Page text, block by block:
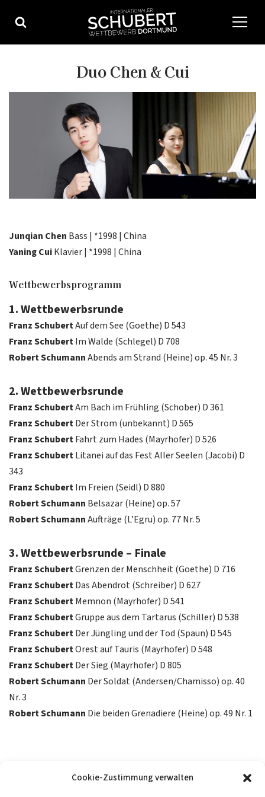
Cookie-Zustimmung verwalten
Inhalt
Duo Chen & Cui
Junqian Chen Bass | *1998 | China
Yaning CuiKlavier | *1998 | China
Wettbewerbsprogramm
1. Wettbewerbsrunde
Franz SchubertAuf dem See (Goethe) D 543
Franz SchubertIm Walde (Schlegel) D 708
Robert SchumannAbends am Strand (Heine) op. 45 Nr. 3
2. Wettbewerbsrunde
Franz SchubertAm Bach im Frühling (Schober) D 361
Franz SchubertDer Strom (unbekannt) D 565
Franz SchubertFahrt zum Hades (Mayrhofer) D 526
Franz SchubertLitanei auf das Fest Aller Seelen (Jacobi) D
343
Franz SchubertIm Freien (Seidl) D 880
Robert Schumann Belsazar (Heine) op. 57
Robert SchumannAufträge (L’Egru) op. 77 Nr. 5
3. Wettbewerbsrunde – Finale
Franz SchubertGrenzen der Menschheit (Goethe) D 716
Franz SchubertDas Abendrot (Schreiber) D 627
Franz SchubertMemnon (Mayrhofer) D 541
Franz SchubertGruppe aus dem Tartarus (Schiller) D 538
Franz SchubertDer Jüngling und der Tod (Spaun) D 545
Franz SchubertOrest auf Tauris (Mayrhofer) D 548
Franz SchubertDer Sieg (Mayrhofer) D 805
Robert Schumann Der Soldat (Andersen/Chamisso) op. 40
Nr. 3
Robert Schumann Die beiden Grenadiere (Heine) op. 49 Nr. 1